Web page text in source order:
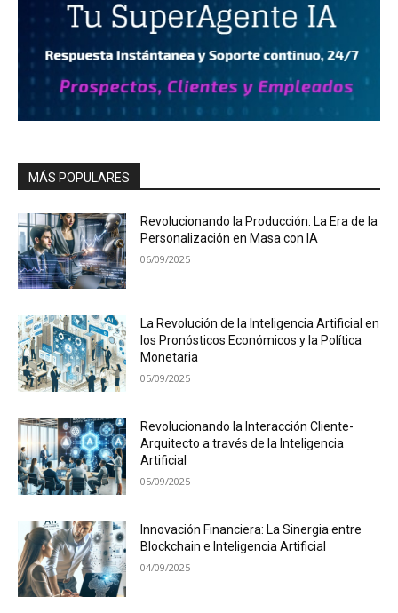
MÁS POPULARES
Revolucionando la Producción: La Era de la
Personalización en Masa con IA
06/09/2025
La Revolución de la Inteligencia Artificial en
los Pronósticos Económicos y la Política
Monetaria
05/09/2025
Revolucionando la Interacción Cliente-
Arquitecto a través de la Inteligencia
Artificial
05/09/2025
Innovación Financiera: La Sinergia entre
Blockchain e Inteligencia Artificial
04/09/2025